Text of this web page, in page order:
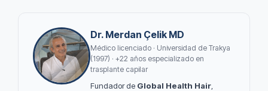
Dr. Merdan Çelik MD
Médico licenciado · Universidad de Trakya
(1997) · +22 años especializado en
trasplante capilar
Fundador de Global Health Hair